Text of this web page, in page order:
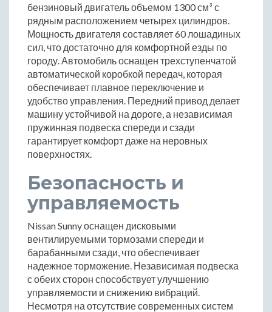
бензиновый двигатель объемом 1300 см³ с
рядным расположением четырех цилиндров.
Мощность двигателя составляет 60 лошадиных
сил, что достаточно для комфортной езды по
городу. Автомобиль оснащен трехступенчатой
автоматической коробкой передач, которая
обеспечивает плавное переключение и
удобство управления. Передний привод делает
машину устойчивой на дороге, а независимая
пружинная подвеска спереди и сзади
гарантирует комфорт даже на неровных
поверхностях.
Безопасность и
управляемость
Nissan Sunny оснащен дисковыми
вентилируемыми тормозами спереди и
барабанными сзади, что обеспечивает
надежное торможение. Независимая подвеска
с обеих сторон способствует улучшению
управляемости и снижению вибраций.
Несмотря на отсутствие современных систем